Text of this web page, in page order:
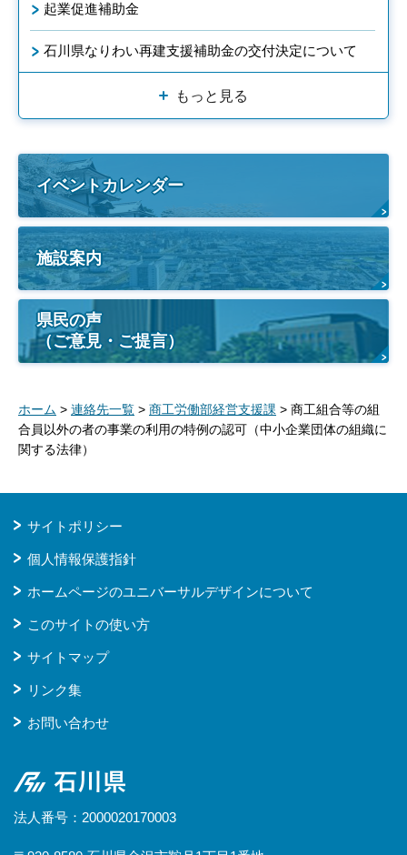
起業促進補助金
石川県なりわい再建支援補助金の交付決定について
もっと見る
イベントカレンダー
施設案内
県民の声
（ご意見・ご提言）
ホーム > 連絡先一覧 > 商工労働部経営支援課 > 商工組合等の組
合員以外の者の事業の利用の特例の認可（中小企業団体の組織に
関する法律）
サイトポリシー
個人情報保護指針
ホームページのユニバーサルデザインについて
このサイトの使い方
サイトマップ
リンク集
お問い合わせ
石川県
法人番号：2000020170003